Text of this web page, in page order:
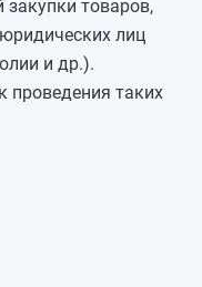
товаров,
лиц
и др.).
проведения таких